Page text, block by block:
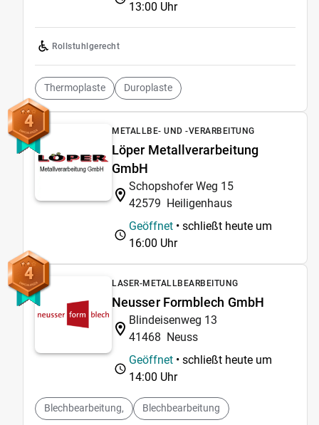
13:00 Uhr
Rollstuhlgerecht
Thermoplaste Duroplaste
4 METALLBE- UND -VERARBEITUNG
Löper Metallverarbeitung
GmbH
Schopshofer Weg 15
42579 Heiligenhaus
Geöffnet • schließt heute um
16:00 Uhr
4 LASER-METALLBEARBEITUNG
Neusser Formblech GmbH
Blindeisenweg 13
41468 Neuss
Geöffnet • schließt heute um
14:00 Uhr
Blechbearbeitung, Blechbearbeitung